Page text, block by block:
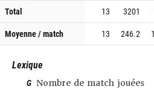
Total 13 3201
Moyenne / match
13 246.2
Lexique
G Nombre de match jouées